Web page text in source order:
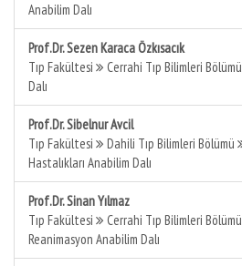
Anabilim Dalı
Prof.Dr. Sezen Karaca Özkısacık
Tıp Fakültesi
Cerrahi Tıp Bilimleri Bölümü
Dalı
Prof.Dr. Sibelnur Avcil
Tıp Fakültesi
Dahili Tıp Bilimleri Bölümü
Hastalıkları Anabilim Dalı
Prof.Dr. Sinan Yılmaz
Tıp Fakültesi
Cerrahi Tıp Bilimleri Bölümü
Reanimasyon Anabilim Dalı